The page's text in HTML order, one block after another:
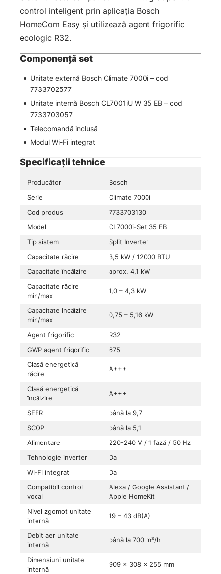
control inteligent prin aplicația Bosch
HomeCom Easy și utilizează agent frigorific
ecologic R32.
Componență set
Unitate externă Bosch Climate 7000i – cod
7733702577
Unitate internă Bosch CL7001iU W 35 EB – cod
7733703057
Telecomandă inclusă
Modul Wi-Fi integrat
Specificații tehnice
Producător
Bosch
Serie
Climate 7000i
Cod produs
7733703130
Model
CL7000i-Set 35 EB
Tip sistem
Split Inverter
Capacitate răcire
3,5 kW / 12000 BTU
Capacitate încălzire
aprox. 4,1 kW
Capacitate răcire
min/max
1,0 – 4,3 kW
Capacitate încălzire
min/max
0,75 – 5,16 kW
Agent frigorific
R32
GWP agent frigorific
675
Clasă energetică
răcire
A+++
Clasă energetică
încălzire
A+++
SEER
până la 9,7
SCOP
până la 5,1
Alimentare
220-240 V / 1 fază / 50 Hz
Tehnologie inverter
Da
Wi-Fi integrat
Da
Compatibil control
vocal
Alexa / Google Assistant /
Apple HomeKit
Nivel zgomot unitate
internă
19 – 43 dB(A)
Debit aer unitate
internă
până la 700 m³/h
Dimensiuni unitate
internă
909 × 308 × 255 mm